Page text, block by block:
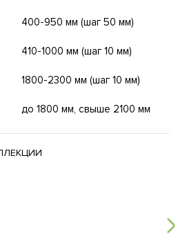
400-950 мм (шаг 50 мм)
410-1000 мм (шаг 10 мм)
1800-2300 мм (шаг 10 мм)
до 1800 мм, свыше 2100 мм